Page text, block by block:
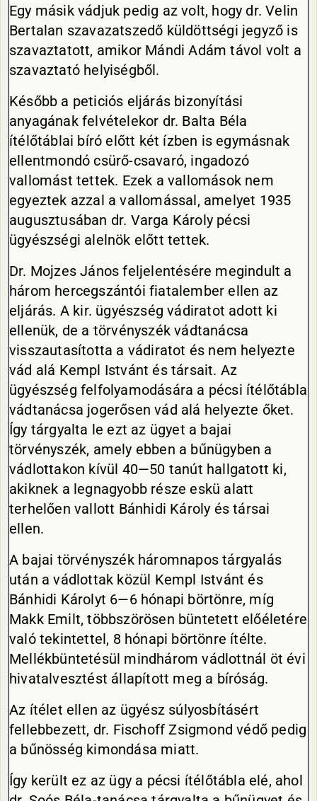
Egy másik vádjuk pedig az volt, hogy dr. Velin
Bertalan szavazatszedő küldöttségi jegyző is
szavaztatott, amikor Mándi Adám távol volt a
szavaztató helyiségből.
Később a peticiós eljárás bizonyítási
anyagának felvételekor dr. Balta Béla
ítélőtáblai bíró előtt két ízben is egymásnak
ellentmondó csürő-csavaró, ingadozó
vallomást tettek. Ezek a vallomások nem
egyeztek azzal a vallomással, amelyet 1935
augusztusában dr. Varga Károly pécsi
ügyészségi alelnök előtt tettek.
Dr. Mojzes János feljelentésére megindult a
három hercegszántói fiatalember ellen az
eljárás. A kir. ügyészség vádiratot adott ki
ellenük, de a törvényszék vádtanácsa
visszautasította a vádiratot és nem helyezte
vád alá Kempl Istvánt és társait. Az
ügyészség felfolyamodására a pécsi ítélőtábla
vádtanácsa jogerősen vád alá helyezte őket.
Így tárgyalta le ezt az ügyet a bajai
törvényszék, amely ebben a bűnügyben a
vádlottakon kívül 40—50 tanút hallgatott ki,
akiknek a legnagyobb része eskü alatt
terhelően vallott Bánhidi Károly és társai
ellen.
A bajai törvényszék háromnapos tárgyalás
után a vádlottak közül Kempl Istvánt és
Bánhidi Károlyt 6—6 hónapi börtönre, míg
Makk Emilt, többszörösen büntetett előéletére
való tekintettel, 8 hónapi börtönre ítélte.
Mellékbüntetésül mindhárom vádlottnál öt évi
hivatalvesztést állapított meg a bíróság.
Az ítélet ellen az ügyész súlyosbításért
fellebbezett, dr. Fischoff Zsigmond védő pedig
a bűnösség kimondása miatt.
Így került ez az ügy a pécsi ítélőtábla elé, ahol